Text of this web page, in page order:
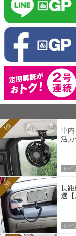
車
活カ
1位
トピ
長
選【
2位
トピ